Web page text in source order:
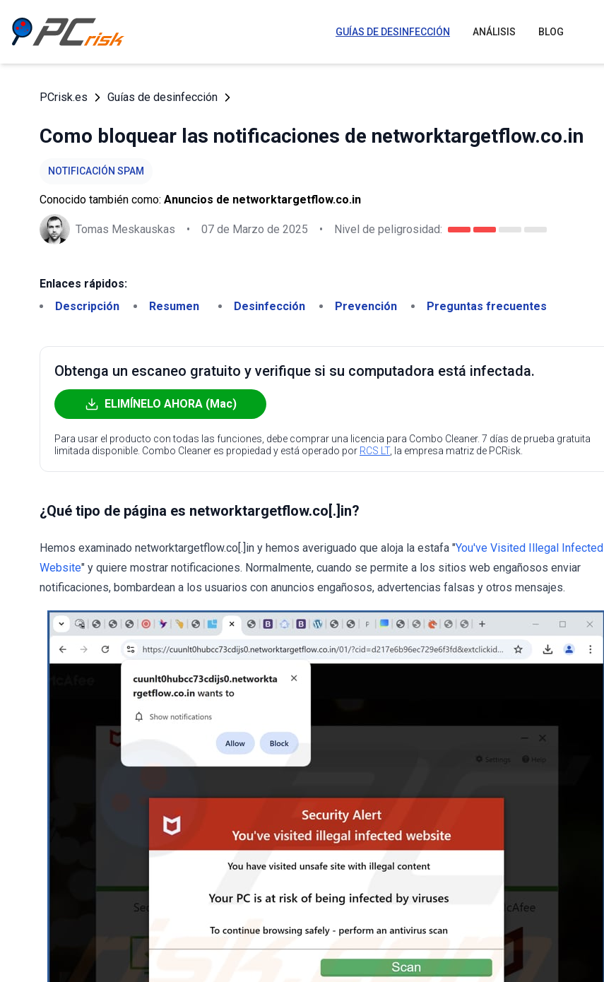
GUÍAS DE DESINFECCIÓN ANÁLISIS BLOG
PCrisk.es Guías de desinfección
Como bloquear las notificaciones de networktargetflow.co.in
NOTIFICACIÓN SPAM
Conocido también como: Anuncios de networktargetflow.co.in
Tomas Meskauskas • 07 de Marzo de 2025 • Nivel de peligrosidad:
Enlaces rápidos:
Descripción
Resumen Desinfección Prevención Preguntas frecuentes
Obtenga un escaneo gratuito y verifique si su computadora está infectada.
ELIMÍNELO AHORA (Mac)
Para usar el producto con todas las funciones, debe comprar una licencia para Combo Cleaner. 7 días de prueba gratuita
limitada disponible. Combo Cleaner es propiedad y está operado por RCS LT, la empresa matriz de PCRisk.
¿Qué tipo de página es networktargetflow.co[.]in?
Hemos examinado networktargetflow.co[.]in y hemos averiguado que aloja la estafa "You've Visited Illegal Infected
Website" y quiere mostrar notificaciones. Normalmente, cuando se permite a los sitios web engañosos enviar
notificaciones, bombardean a los usuarios con anuncios engañosos, advertencias falsas y otros mensajes.